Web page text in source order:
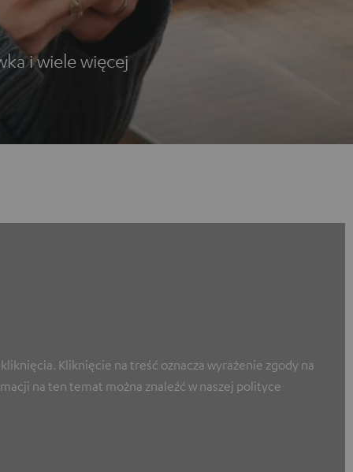
i wiele więcej
Kliknięcie na treść oznacza wyrażenie zgody na
na ten temat można znaleźć w naszej polityce